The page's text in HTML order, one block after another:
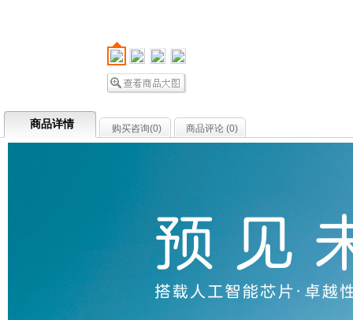
商品详情 购买咨询(0) 商品评论 (0)